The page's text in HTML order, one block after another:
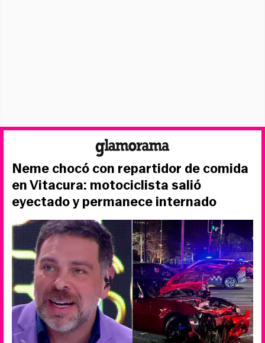
Neme chocó con repartidor de comida
en Vitacura: motociclista salió
eyectado y permanece internado